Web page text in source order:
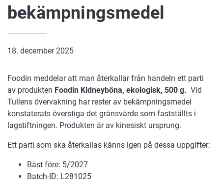
bekämpningsmedel
18. december 2025
Foodin meddelar att man återkallar från handeln ett parti
av produkten Foodin Kidneyböna, ekologisk, 500 g. Vid
Tullens övervakning har rester av bekämpningsmedel
konstaterats överstiga det gränsvärde som fastställts i
lagstiftningen. Produkten är av kinesiskt ursprung.
Ett parti som ska återkallas känns igen på dessa uppgifter:
Bäst före: 5/2027
Batch-ID: L281025